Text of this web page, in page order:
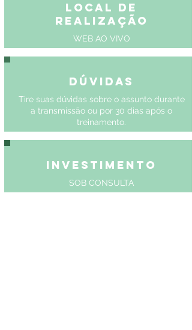
Local de
Realização
WEB AO VIVO
Dúvidas
Tire suas dúvidas sobre o assunto durante
a transmissão ou por 30 dias após o
treinamento.
Investimento
SOB CONSULTA